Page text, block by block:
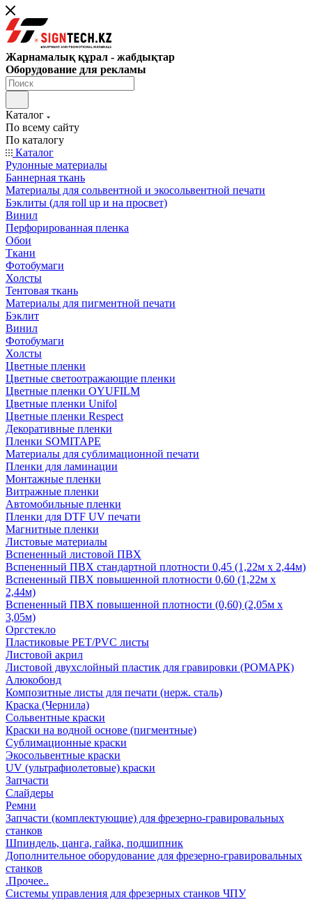
Жарнамалық құрал - жабдықтар
Оборудование для рекламы
Каталог
По всему сайту
По каталогу
Каталог
Рулонные материалы
Баннерная ткань
Материалы для сольвентной и экосольвентной печати
Бэклиты (для roll up и на просвет)
Винил
Перфорированная пленка
Обои
Ткани
Фотобумаги
Холсты
Тентовая ткань
Материалы для пигментной печати
Бэклит
Винил
Фотобумаги
Холсты
Цветные пленки
Цветные светоотражающие пленки
Цветные пленки OYUFILM
Цветные пленки Unifol
Цветные пленки Respect
Декоративные пленки
Пленки SOMITAPE
Материалы для сублимационной печати
Пленки для ламинации
Монтажные пленки
Витражные пленки
Автомобильные пленки
Пленки для DTF UV печати
Магнитные пленки
Листовые материалы
Вспененный листовой ПВХ
Вспененный ПВХ стандартной плотности 0,45 (1,22м х 2,44м)
Вспененный ПВХ повышенной плотности 0,60 (1,22м х
2,44м)
Вспененный ПВХ повышенной плотности (0,60) (2,05м х
3,05м)
Оргстекло
Пластиковые PET/PVC листы
Листовой акрил
Листовой двухслойный пластик для гравировки (РОМАРК)
Алюкобонд
Композитные листы для печати (нерж. сталь)
Краска (Чернила)
Сольвентные краски
Краски на водной основе (пигментные)
Сублимационные краски
Экосольвентные краски
UV (ультрафиолетовые) краски
Запчасти
Слайдеры
Ремни
Запчасти (комплектующие) для фрезерно-гравировальных
станков
Шпиндель, цанга, гайка, подшипник
Дополнительное оборудование для фрезерно-гравировальных
станков
.Прочее..
Системы управления для фрезерных станков ЧПУ